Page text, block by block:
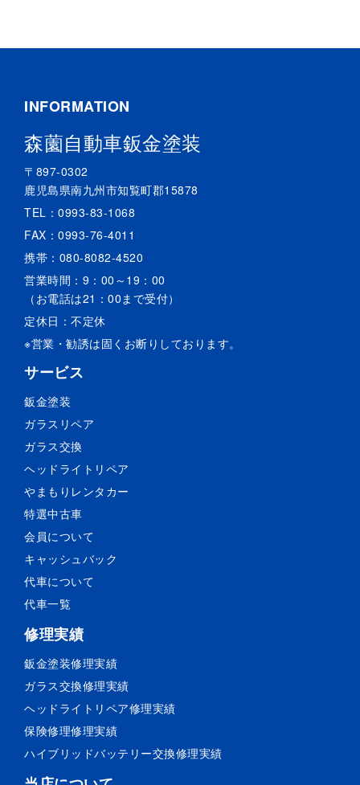
INFORMATION
森薗自動車鈑金塗装
〒897-0302
鹿児島県南九州市知覧町郡15878
TEL： 0993-83-1068
FAX：0993-76-4011
携帯： 080-8082-4520
営業時間：9：00～19：00
（お電話は21：00まで受付）
定休日：不定休
※営業・勧誘は固くお断りしております。
サービス
鈑金塗装
ガラスリペア
ガラス交換
ヘッドライトリペア
やまもりレンタカー
特選中古車
会員について
キャッシュバック
代車について
代車一覧
修理実績
鈑金塗装修理実績
ガラス交換修理実績
ヘッドライトリペア修理実績
保険修理修理実績
ハイブリッドバッテリー交換修理実績